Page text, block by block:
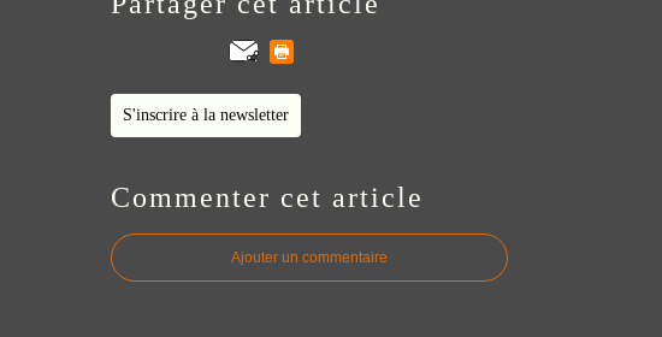
S'inscrire à la newsletter
Commenter cet article
Ajouter un commentaire